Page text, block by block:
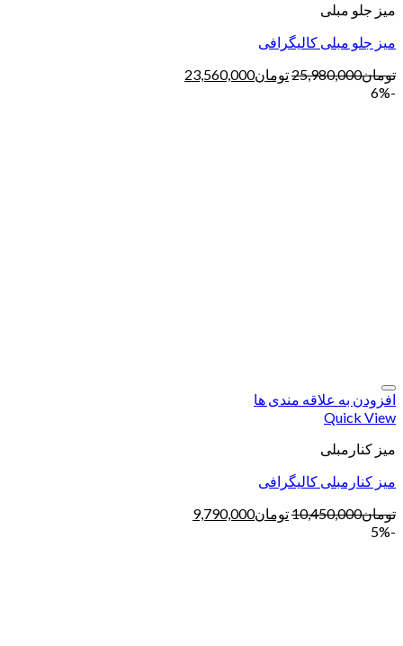
میز جلو مبلی
میز جلو مبلی کالیگرافی
تومان25,980,000تومان23,560,000
-6%
افزودن به علاقه مندی ها
Quick View
میز کنارمبلی
میز کنارمبلی کالیگرافی
تومان10,450,000تومان9,790,000
-5%